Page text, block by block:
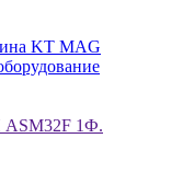
KT MAG
1Ф.